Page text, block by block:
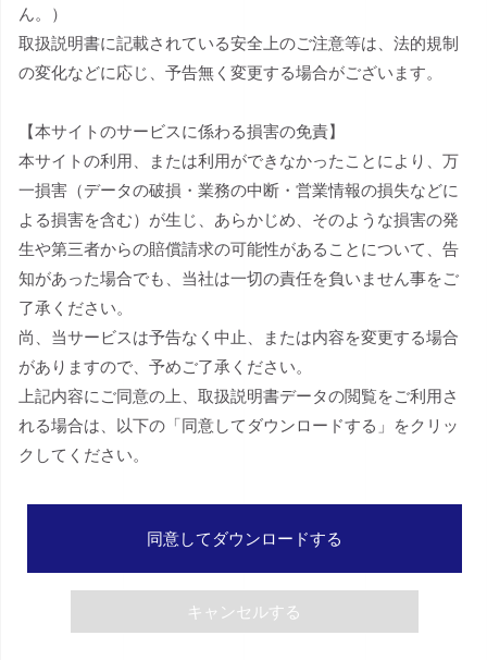
ん。）
取扱説明書に記載されている安全上のご注意等は、法的規制
の変化などに応じ、予告無く変更する場合がございます。
【本サイトのサービスに係わる損害の免責】
本サイトの利用、または利用ができなかったことにより、万
一損害（データの破損・業務の中断・営業情報の損失などに
よる損害を含む）が生じ、あらかじめ、そのような損害の発
生や第三者からの賠償請求の可能性があることについて、告
知があった場合でも、当社は一切の責任を負いません事をご
了承ください。
尚、当サービスは予告なく中止、または内容を変更する場合
がありますので、予めご了承ください。
上記内容にご同意の上、取扱説明書データの閲覧をご利用さ
れる場合は、以下の「同意してダウンロードする」をクリッ
クしてください。
同意してダウンロードする
キャンセルする